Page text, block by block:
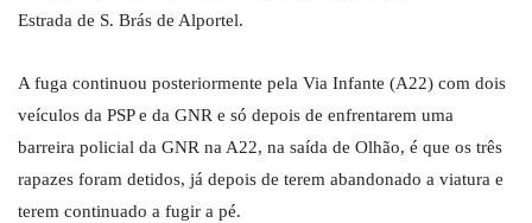
Estrada de S. Brás de Alportel.
A fuga continuou posteriormente pela Via Infante (A22) com dois
veículos da PSP e da GNR e só depois de enfrentarem uma
barreira policial da GNR na A22, na saída de Olhão, é que os três
rapazes foram detidos, já depois de terem abandonado a viatura e
terem continuado a fugir a pé.